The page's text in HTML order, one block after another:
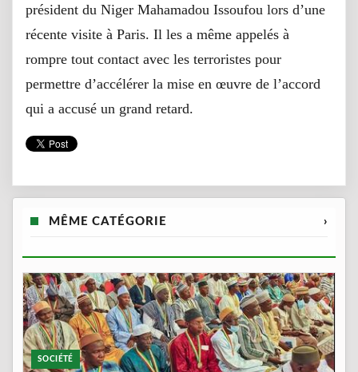
président du Niger Mahamadou Issoufou lors d’une
récente visite à Paris. Il les a même appelés à
rompre tout contact avec les terroristes pour
permettre d’accélérer la mise en œuvre de l’accord
qui a accusé un grand retard.
MÊME CATÉGORIE ›
SOCIÉTÉ